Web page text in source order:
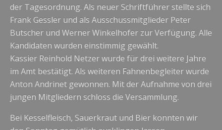
der Tagesordnung. Als neuer Schriftführer stellte sich
Frank Gessler und als Ausschussmitglieder Peter
Butscher und Werner Winkelhofer zur Verfügung. Alle
Kandidaten wurden einstimmig gewählt.
Kassier Reinhold Netzer wurde für drei weitere Jahre
im Amt bestätigt. Als weiteren Fahnenbegleiter wurde
Anton Andrinet gewonnen. Mit der Aufnahme von drei
jungen Mitgliedern schloss die Versammlung.
Bei Kesselfleisch, Sauerkraut und Bier konnten wir